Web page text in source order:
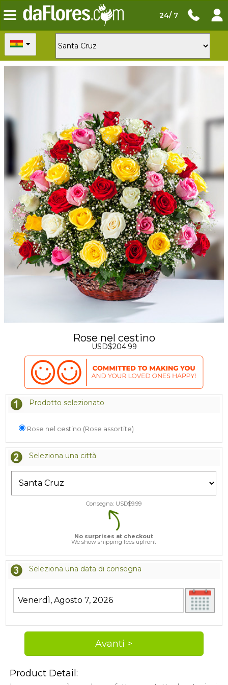
24/ 7
Rose nel cestino
USD$204.99
Prodotto selezionato
Rose nel cestino (Rose assortite)
Seleziona una città
Consegna: USD$9.99
No surprises at checkout
We show shipping fees upfront
Seleziona una data di consegna
Product Detail: